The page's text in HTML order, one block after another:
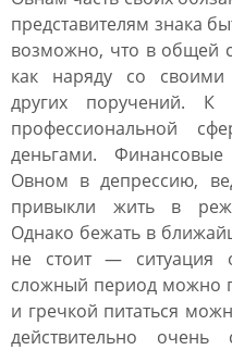
представителям знака
возможно, что в общей
как наряду со
других поручений. К
профессиональной
деньгами.
Овном в депрессию,
привыкли жить в
Однако бежать в
не стоит ― ситуация
сложный период можно
и гречкой питаться
действительно